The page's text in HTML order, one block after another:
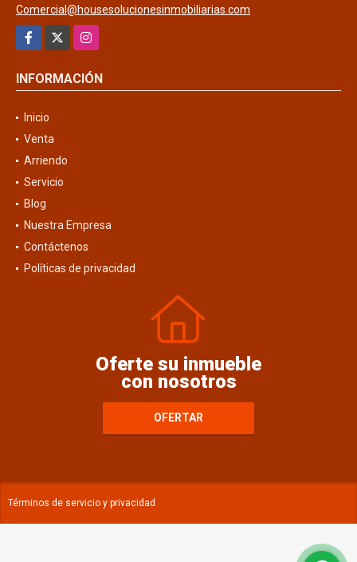
EMAIL
Comercial@housesolucionesinmobiliarias.com
Facebook
X Instagram
Inicio
Venta
Arriendo
Servicio
Blog
Nuestra Empresa
Contáctenos
Oferte su inmueble
con nosotros
OFERTAR
Términos de servicio y privacidad